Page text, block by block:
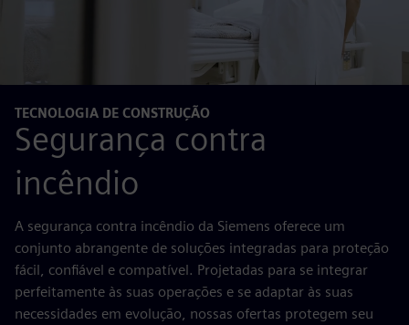
TECNOLOGIA DE CONSTRUÇÃO
Segurança contra
incêndio
A segurança contra incêndio da Siemens oferece um
conjunto abrangente de soluções integradas para proteção
fácil, confiável e compatível. Projetadas para se integrar
perfeitamente às suas operações e se adaptar às suas
necessidades em evolução, nossas ofertas protegem seu